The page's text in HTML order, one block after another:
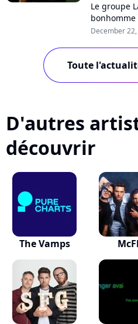
Le groupe
jours des
December
Toute
D'autres
découvrir
The Vamps